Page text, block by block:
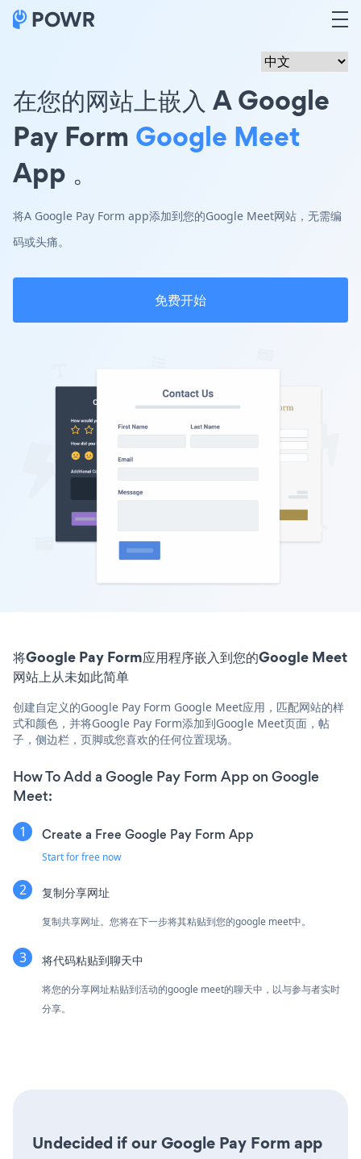
在您的网站上嵌入 A Google
Pay Form Google Meet
App 。
将A Google Pay Form app添加到您的Google Meet网站，无需编
码或头痛。
免费开始
将Google Pay Form应用程序嵌入到您的Google Meet
网站上从未如此简单
创建自定义的Google Pay Form Google Meet应用，匹配网站的样
式和颜色，并将Google Pay Form添加到Google Meet页面，帖
子，侧边栏，页脚或您喜欢的任何位置现场。
How To Add a Google Pay Form App on Google
Meet:
Create a Free Google Pay Form App
Start for free now
复制分享网址
复制共享网址。您将在下一步将其粘贴到您的google meet中。
将代码粘贴到聊天中
将您的分享网址粘贴到活动的google meet的聊天中，以与参与者实时
分享。
Undecided if our Google Pay Form app